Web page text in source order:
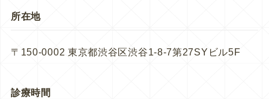
所在地
〒150-0002 東京都渋谷区渋谷1-8-7第27SYビル5F
診療時間